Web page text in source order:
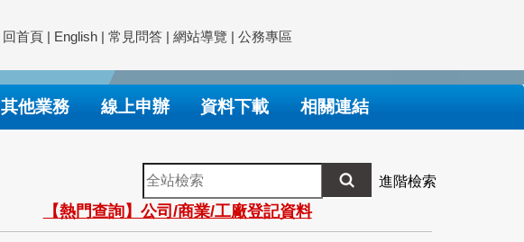
回首頁 | English | 常見問答 | 網站導覽 | 公務專區
其他業務 線上申辦 資料下載 相關連結
全
站
檢
索
進階檢索
【熱門查詢】公司/商業/工廠登記資料